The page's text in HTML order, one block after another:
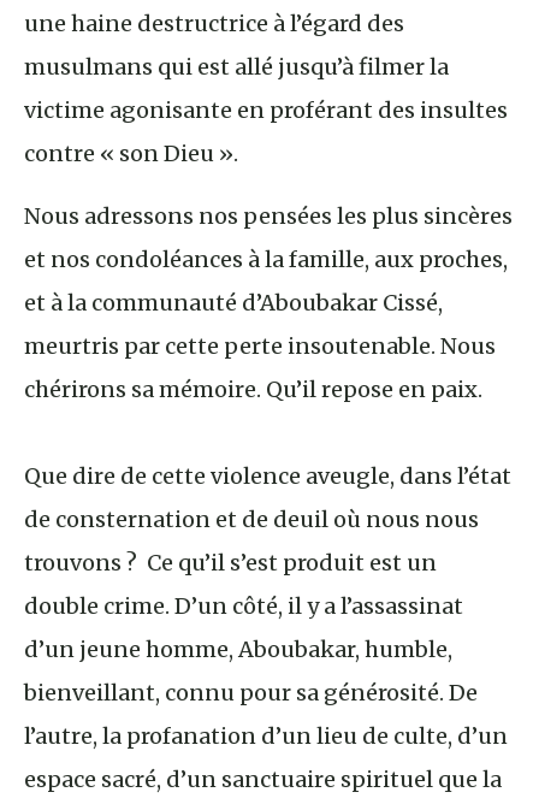
une haine destructrice à l’égard des
musulmans qui est allé jusqu’à filmer la
victime agonisante en proférant des insultes
contre « son Dieu ».
Nous adressons nos pensées les plus sincères
et nos condoléances à la famille, aux proches,
et à la communauté d’Aboubakar Cissé,
meurtris par cette perte insoutenable. Nous
chérirons sa mémoire. Qu’il repose en paix.
Que dire de cette violence aveugle, dans l’état
de consternation et de deuil où nous nous
trouvons ? Ce qu’il s’est produit est un
double crime. D’un côté, il y a l’assassinat
d’un jeune homme, Aboubakar, humble,
bienveillant, connu pour sa générosité. De
l’autre, la profanation d’un lieu de culte, d’un
espace sacré, d’un sanctuaire spirituel que la